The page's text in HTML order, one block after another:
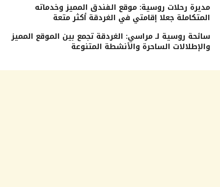
مديرة رحلات روسية: موقع الفندق المميز وخدماته
المتكاملة جعلا إقامتي في الغردقة أكثر متعة
سائحة روسية لـ مراسي: الغردقة تجمع بين الموقع المميز
والإطلالات الساحرة والأنشطة المتنوعة